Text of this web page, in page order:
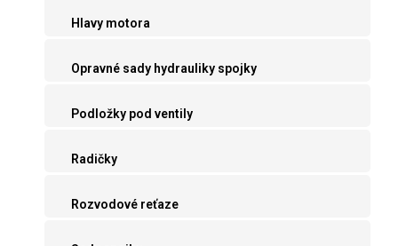
Hlavy motora
Opravné sady hydrauliky spojky
Podložky pod ventily
Radičky
Rozvodové reťaze